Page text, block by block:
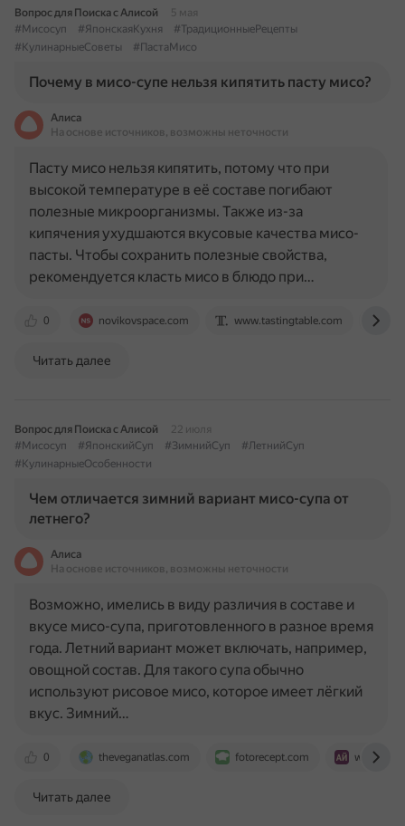
Вопрос для Поиска с Алисой
5 мая
#Мисосуп
#ЯпонскаяКухня
#ТрадиционныеРецепты
#КулинарныеСоветы
#ПастаМисо
Почему в мисо-супе нельзя кипятить пасту мисо?
Алиса
На основе источников, возможны неточности
0 novikovspace.com www.tastingtable.com
Пасту мисо нельзя кипятить, потому что при
высокой температуре в её составе погибают
полезные микроорганизмы. Также из-за
кипячения ухудшаются вкусовые качества мисо-
пасты. Чтобы сохранить полезные свойства,
рекомендуется класть мисо в блюдо при…
Читать далее
Вопрос для Поиска с Алисой
22 июля
#Мисосуп
#ЯпонскийСуп #ЗимнийСуп
#ЛетнийСуп
#КулинарныеОсобенности
Чем отличается зимний вариант мисо-супа от
летнего?
Алиса
На основе источников, возможны неточности
0 theveganatlas.com fotorecept.com
Возможно, имелись в виду различия в составе и
вкусе мисо-супа, приготовленного в разное время
года. Летний вариант может включать, например,
овощной состав. Для такого супа обычно
используют рисовое мисо, которое имеет лёгкий
вкус. Зимний…
Читать далее